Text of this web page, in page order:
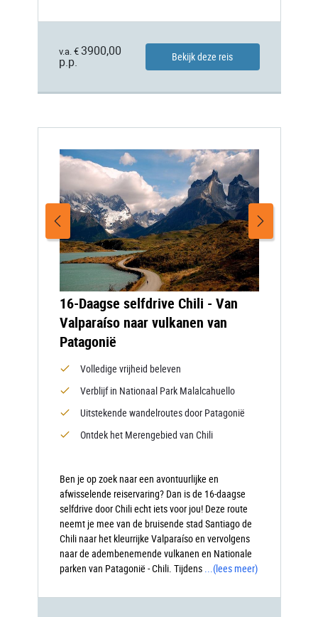
v.a. € 3900,00
p.p.
Bekijk deze reis
16-Daagse selfdrive Chili - Van
Valparaíso naar vulkanen van
Patagonië
Volledige vrijheid beleven
Verblijf in Nationaal Park Malalcahuello
Uitstekende wandelroutes door Patagonië
Ontdek het Merengebied van Chili
Ben je op zoek naar een avontuurlijke en
afwisselende reiservaring? Dan is de 16-daagse
selfdrive door Chili echt iets voor jou! Deze route
neemt je mee van de bruisende stad Santiago de
Chili naar het kleurrijke Valparaíso en vervolgens
naar de adembenemende vulkanen en Nationale
parken van Patagonië - Chili. Tijdens ...(lees meer)